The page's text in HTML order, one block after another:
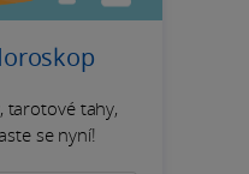
tarotové tahy,
se nyní!